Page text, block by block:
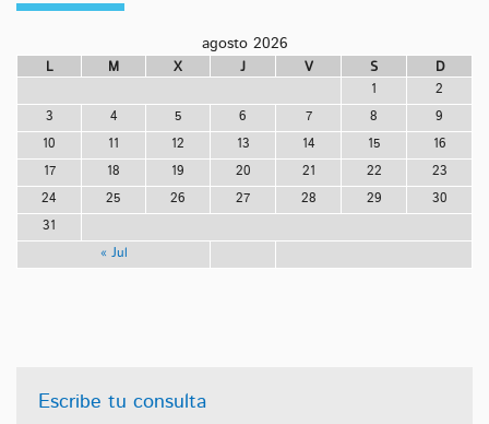
agosto 2026
L M X J V S D
« Jul
1 2
3 4 5 6 7 8 9
10 11 12 13 14 15 16
17 18 19 20 21 22 23
24 25 26 27 28 29 30
31
Escribe tu consulta